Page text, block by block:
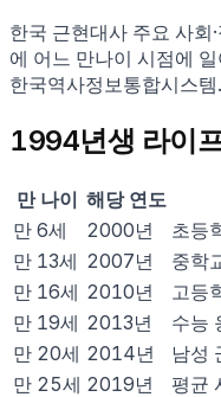
한국 근현대사 주요 사회
에 어느 만나이 시점에
한국역사정보통합시스템.
1994년생 라이
만 나이 해당 연도
만 6세 2000년
초등
만 13세 2007년
중학
만 16세 2010년
고등
만 19세 2013년
수능
만 20세 2014년
남성
만 25세 2019년
평균